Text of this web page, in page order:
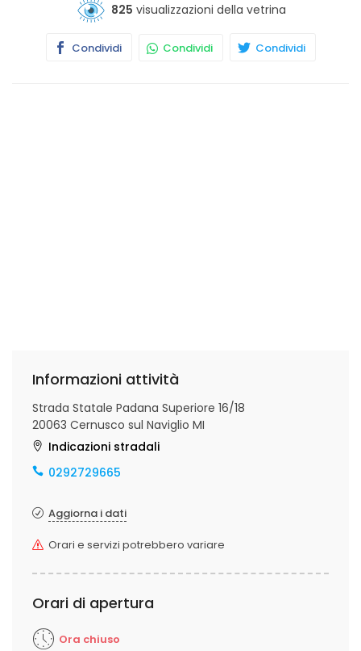
825 visualizzazioni della vetrina
Condividi Condividi Condividi
Informazioni attività
Strada Statale Padana Superiore 16/18
20063 Cernusco sul Naviglio MI
Indicazioni stradali
0292729665
Aggiorna i dati
Orari e servizi potrebbero variare
Orari di apertura
Ora chiuso